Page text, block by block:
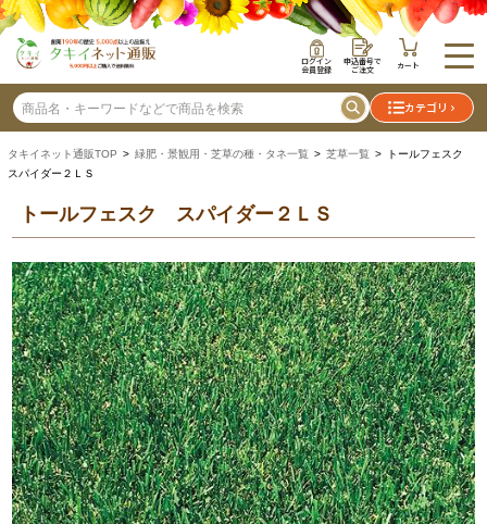
ログイン
会員登録
申込番号で
ご注文 カート
カテゴリ
タキイネット通販TOP > 緑肥・景観用・芝草の種・タネ一覧 > 芝草一覧 > トールフェスク
スパイダー２ＬＳ
トールフェスク スパイダー２ＬＳ